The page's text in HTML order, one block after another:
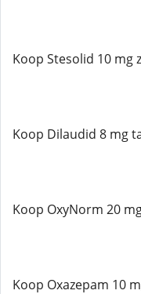
Koop Stesolid 10 mg
Koop Dilaudid 8 mg
Koop OxyNorm 20
Koop Oxazepam 10